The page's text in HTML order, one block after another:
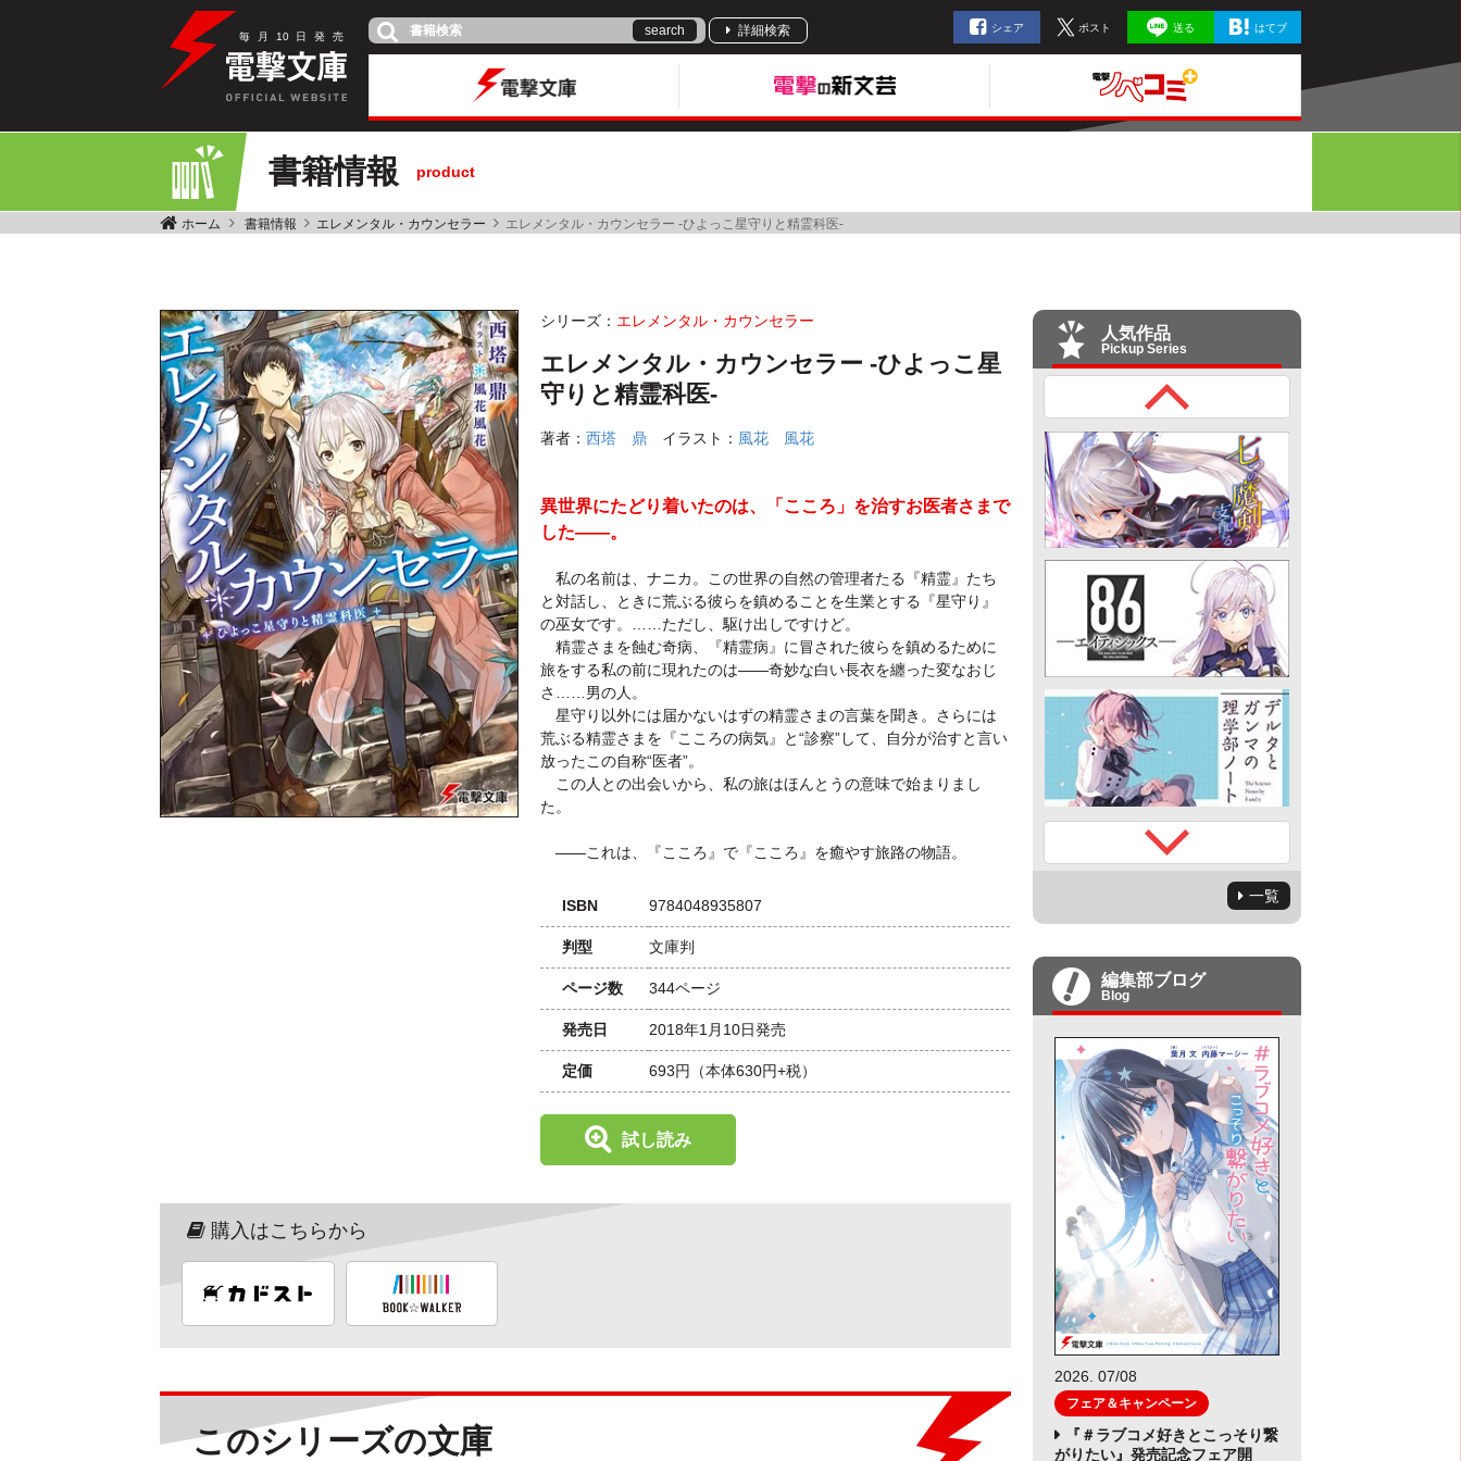
毎 月 10 日 発 売 search 詳細検索 シェア ポスト 送る はてブ
書籍情報 product
ホーム 書籍情報 エレメンタル・カウンセラー エレメンタル・カウンセラー -ひよっこ星守りと精霊科医-
シリーズ： エレメンタル・カウンセラー
エレメンタル・カウンセラー -ひよっこ星
守りと精霊科医-
著者： 西塔 鼎 イラスト： 風花 風花
異世界にたどり着いたのは、「こころ」を治すお医者さまで
した――。
私の名前は、ナニカ。この世界の自然の管理者たる『精霊』たち
と対話し、ときに荒ぶる彼らを鎮めることを生業とする『星守り』
の巫女です。……ただし、駆け出しですけど。
精霊さまを蝕む奇病、『精霊病』に冒された彼らを鎮めるために
旅をする私の前に現れたのは――奇妙な白い長衣を纏った変なおじ
さ……男の人。
星守り以外には届かないはずの精霊さまの言葉を聞き。さらには
荒ぶる精霊さまを『こころの病気』と“診察”して、自分が治すと言い
放ったこの自称“医者”。
この人との出会いから、私の旅はほんとうの意味で始まりまし
た。
――これは、『こころ』で『こころ』を癒やす旅路の物語。
ISBN 9784048935807
判型 文庫判
ページ数 344ページ
発売日 2018年1月10日発売
定価 693円 （本体630円+税）
試し読み
購入はこちらから
このシリーズの文庫
人気作品
Pickup Series
一覧
編集部ブログ
Blog
2026. 07/08
フェア＆キャンペーン
『＃ラブコメ好きとこっそり繋
がりたい』発売記念フェア開